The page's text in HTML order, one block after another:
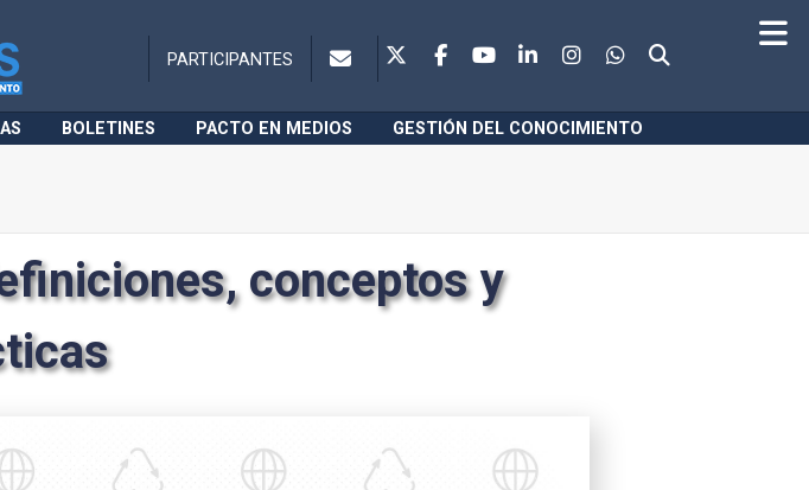
PARTICIPANTES
BOLETINES PACTO EN MEDIOS GESTIÓN DEL CONOCIMIENTO
conceptos y